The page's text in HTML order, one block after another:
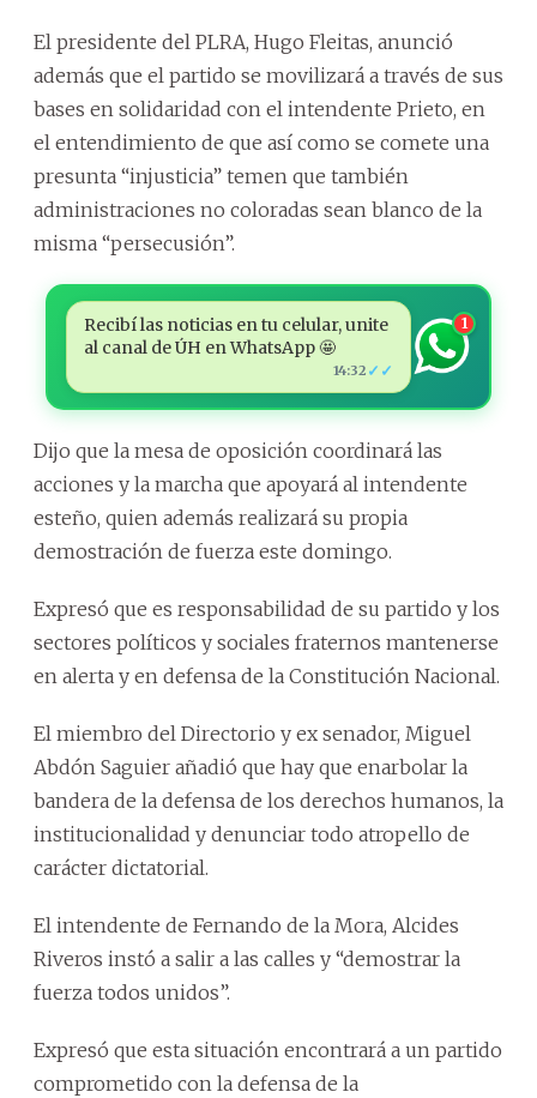
El presidente del PLRA, Hugo Fleitas, anunció
además que el partido se movilizará a través de sus
bases en solidaridad con el intendente Prieto, en
el entendimiento de que así como se comete una
presunta “injusticia” temen que también
administraciones no coloradas sean blanco de la
misma “persecusión”.
Recibí las noticias en tu celular, unite
al canal de ÚH en WhatsApp 🤩
14:32 ✓✓
1
Dijo que la mesa de oposición coordinará las
acciones y la marcha que apoyará al intendente
esteño, quien además realizará su propia
demostración de fuerza este domingo.
Expresó que es responsabilidad de su partido y los
sectores políticos y sociales fraternos mantenerse
en alerta y en defensa de la Constitución Nacional.
El miembro del Directorio y ex senador, Miguel
Abdón Saguier añadió que hay que enarbolar la
bandera de la defensa de los derechos humanos, la
institucionalidad y denunciar todo atropello de
carácter dictatorial.
El intendente de Fernando de la Mora, Alcides
Riveros instó a salir a las calles y “demostrar la
fuerza todos unidos”.
Expresó que esta situación encontrará a un partido
comprometido con la defensa de la